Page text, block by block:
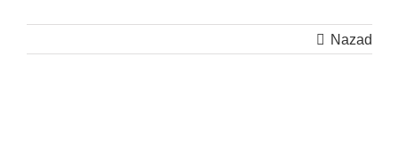
Nazad